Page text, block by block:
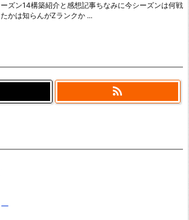
ズン14構築紹介と感想記事ちなみに今シーズンは何戦
たかは知らんがZランクか ...
